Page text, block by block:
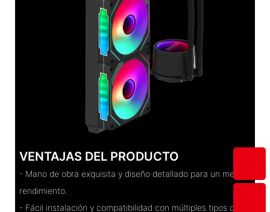
VENTAJAS DEL PRODUCTO
- Mano de obra exquisita y diseño detallado para un mejor
rendimiento.
- Fácil instalación y compatibilidad con múltiples tipos de